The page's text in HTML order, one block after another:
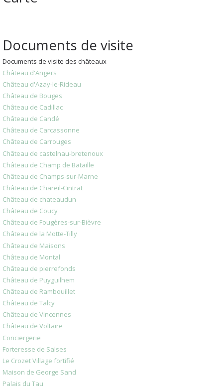
Documents de visite
Documents de visite des châteaux
Château d'Angers
Château d'Azay-le-Rideau
Château de Bouges
Château de Cadillac
Château de Candé
Château de Carcassonne
Château de Carrouges
Château de castelnau-bretenoux
Château de Champ de Bataille
Château de Champs-sur-Marne
Château de Chareil-Cintrat
Château de chateaudun
Château de Coucy
Château de Fougères-sur-Bièvre
Château de la Motte-Tilly
Château de Maisons
Château de Montal
Château de pierrefonds
Château de Puyguilhem
Château de Rambouillet
Château de Talcy
Château de Vincennes
Château de Voltaire
Conciergerie
Forteresse de Salses
Le Crozet Village fortifié
Maison de George Sand
Palais du Tau